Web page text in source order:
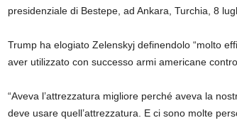
presidenziale di Bestepe, ad Ankara, Turchia, 8
Trump ha elogiato Zelenskyj definendolo “molto
aver utilizzato con successo armi americane
“Aveva l’attrezzatura migliore perché aveva la
deve usare quell’attrezzatura. E ci sono molte